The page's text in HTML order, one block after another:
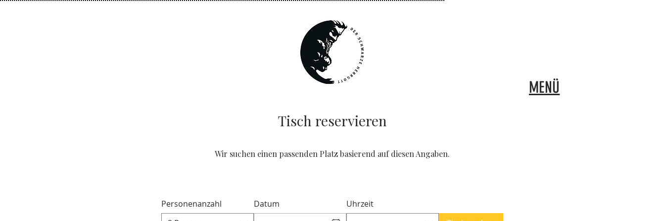
MENÜ
Tisch reservieren
Wir suchen einen passenden Platz basierend auf diesen Angaben.
Personenanzahl
Datum
Uhrzeit